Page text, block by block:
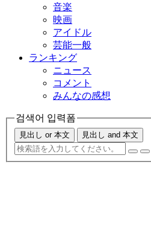
音楽
映画
アイドル
芸能一般
ランキング
ニュース
コメント
みんなの感想
검색어 입력폼
見出し or 本文 見出し and 本文